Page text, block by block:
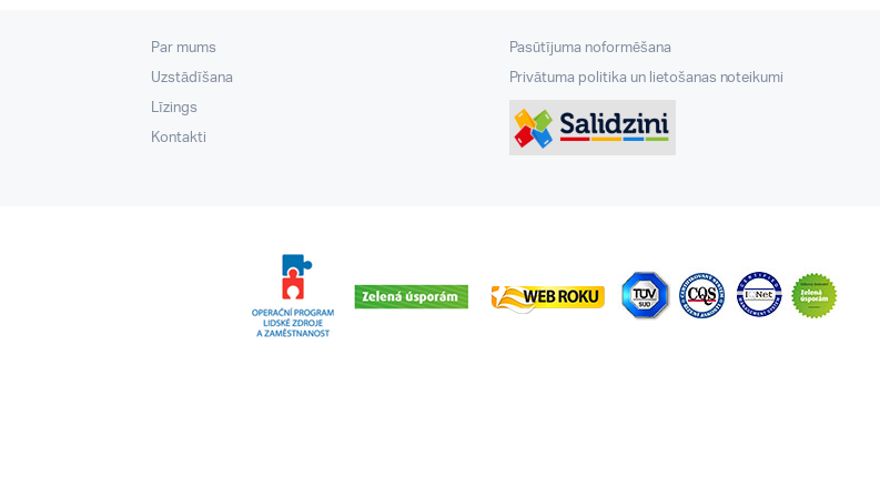
Par mums
Uzstādīšana
Līzings
Kontakti
Pasūtījuma noformēšana
Privātuma politika un lietošanas noteikumi